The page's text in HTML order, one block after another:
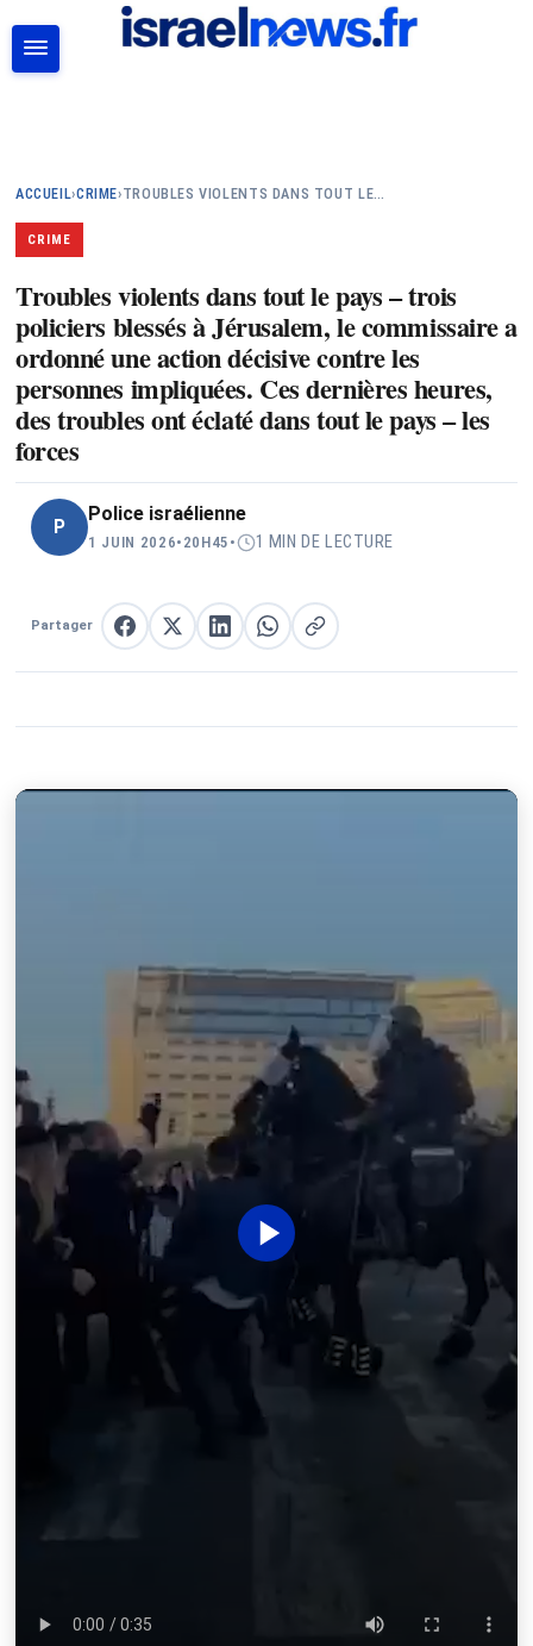
ACCUEIL›CRIME›TROUBLES VIOLENTS DANS TOUT LE…
CRIME
Troubles violents dans tout le pays – trois
policiers blessés à Jérusalem, le commissaire a
ordonné une action décisive contre les
personnes impliquées. Ces dernières heures,
des troubles ont éclaté dans tout le pays – les
forces
P
Police israélienne
1 JUIN 2026• 20H45 • 1 MIN DE LECTURE
Partager Partager sur Facebook
Partager sur XPartager sur LinkedIn
Partager sur WhatsApp
Copier le lien